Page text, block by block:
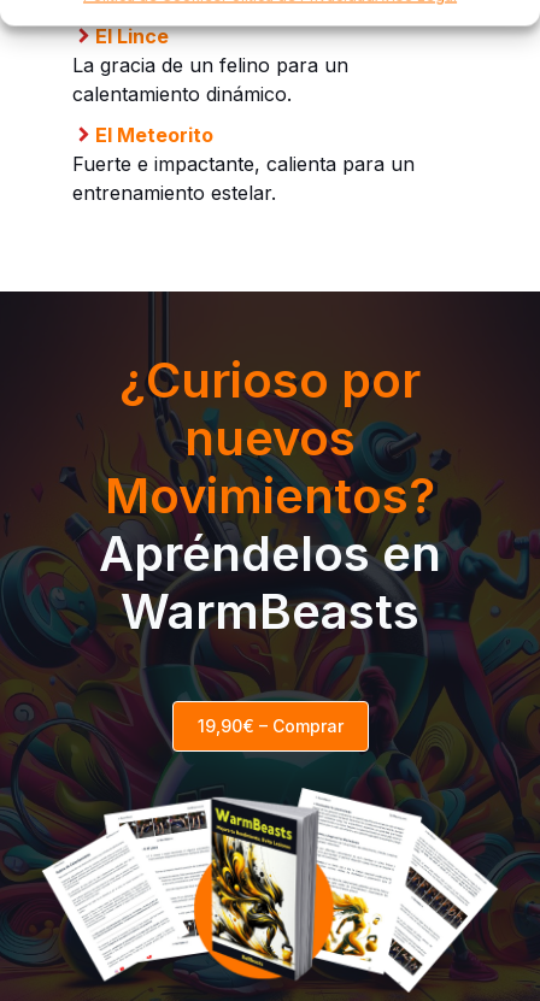
El Lince
La gracia de un felino para un
calentamiento dinámico.
El Meteorito
Fuerte e impactante, calienta para un
entrenamiento estelar.
¿Curioso por
nuevos
Movimientos?
Apréndelos en
WarmBeasts